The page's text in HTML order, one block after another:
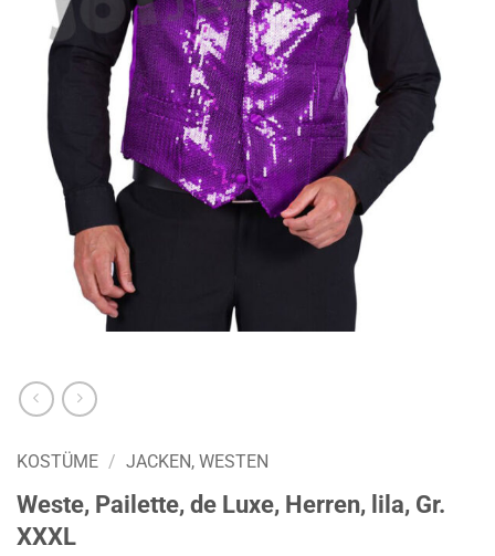
KOSTÜME / JACKEN, WESTEN
Weste, Pailette, de Luxe, Herren, lila, Gr.
XXXL